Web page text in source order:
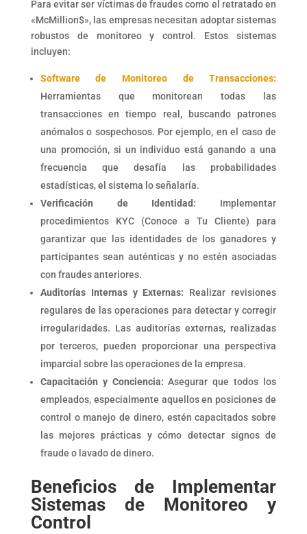
Para evitar ser víctimas de fraudes como el retratado en
«McMillion$», las empresas necesitan adoptar sistemas
robustos de monitoreo y control. Estos sistemas
incluyen:
Software de Monitoreo de Transacciones:
Herramientas que monitorean todas las
transacciones en tiempo real, buscando patrones
anómalos o sospechosos. Por ejemplo, en el caso de
una promoción, si un individuo está ganando a una
frecuencia que desafía las probabilidades
estadísticas, el sistema lo señalaría.
Verificación de Identidad: Implementar
procedimientos KYC (Conoce a Tu Cliente) para
garantizar que las identidades de los ganadores y
participantes sean auténticas y no estén asociadas
con fraudes anteriores.
Auditorías Internas y Externas: Realizar revisiones
regulares de las operaciones para detectar y corregir
irregularidades. Las auditorías externas, realizadas
por terceros, pueden proporcionar una perspectiva
imparcial sobre las operaciones de la empresa.
Capacitación y Conciencia: Asegurar que todos los
empleados, especialmente aquellos en posiciones de
control o manejo de dinero, estén capacitados sobre
las mejores prácticas y cómo detectar signos de
fraude o lavado de dinero.
Beneficios de Implementar
Sistemas de Monitoreo y
Control